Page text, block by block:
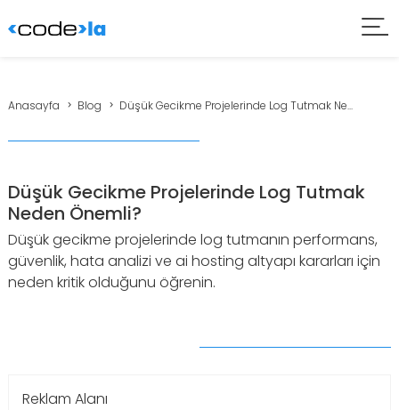
Anasayfa Blog Düşük Gecikme Projelerinde Log Tutmak Ne...
Düşük Gecikme Projelerinde Log Tutmak
Neden Önemli?
Düşük gecikme projelerinde log tutmanın performans,
güvenlik, hata analizi ve ai hosting altyapı kararları için
neden kritik olduğunu öğrenin.
Reklam Alanı